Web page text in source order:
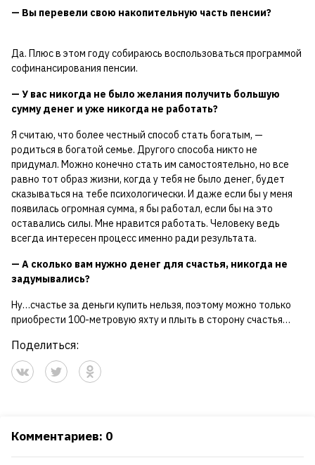
— Вы перевели свою накопительную часть пенсии?
Да. Плюс в этом году собираюсь воспользоваться программой
софинансирования пенсии.
— У вас никогда не было желания получить большую
сумму денег и уже никогда не работать?
Я считаю, что более честный способ стать богатым, —
родиться в богатой семье. Другого способа никто не
придумал. Можно конечно стать им самостоятельно, но все
равно тот образ жизни, когда у тебя не было денег, будет
сказываться на тебе психологически. И даже если бы у меня
появилась огромная сумма, я бы работал, если бы на это
оставались силы. Мне нравится работать. Человеку ведь
всегда интересен процесс именно ради результата.
— А сколько вам нужно денег для счастья, никогда не
задумывались?
Ну…счастье за деньги купить нельзя, поэтому можно только
приобрести 100-метровую яхту и плыть в сторону счастья…
Поделиться:
Комментариев: 0